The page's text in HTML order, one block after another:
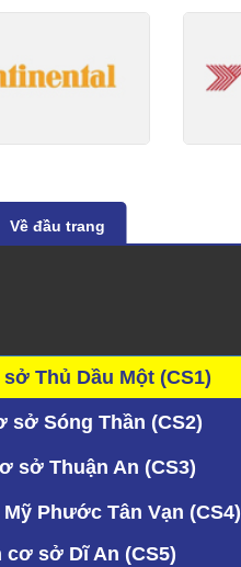
Về đầu trang
Thủ Dầu Một (CS1)
sở Sóng Thần (CS2)
sở Thuận An (CS3)
Phước Tân Vạn (CS4)
cơ sở Dĩ An (CS5)